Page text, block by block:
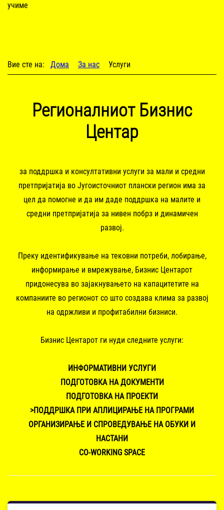
учиме
Вие сте на: Дома За нас Услуги
Регионалниот Бизнис
Центар
за поддршка и консултативни услуги за мали и средни
претпријатија во Југоисточниот плански регион има за
цел да помогне и да им даде поддршка на малите и
средни претпријатија за нивен побрз и динамичен
развој.
Преку идентификување на тековни потреби, лобирање,
информирање и вмрежување, Бизнис Центарот
придонесува во зајакнувањето на капацитетите на
компаниите во регионот со што создава клима за развој
на одржливи и профитабилни бизниси.
Бизнис Центарот ги нуди следните услуги:
ИНФОРМАТИВНИ УСЛУГИ
ПОДГОТОВКА НА ДОКУМЕНТИ
ПОДГОТОВКА НА ПРОЕКТИ
>ПОДДРШКА ПРИ АПЛИЦИРАЊЕ НА ПРОГРАМИ
ОРГАНИЗИРАЊЕ И СПРОВЕДУВАЊЕ НА ОБУКИ И
НАСТАНИ
CO-WORKING SPACE